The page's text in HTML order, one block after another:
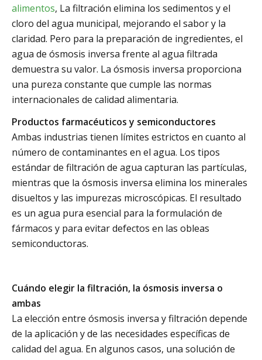
alimentos, La filtración elimina los sedimentos y el
cloro del agua municipal, mejorando el sabor y la
claridad. Pero para la preparación de ingredientes, el
agua de ósmosis inversa frente al agua filtrada
demuestra su valor. La ósmosis inversa proporciona
una pureza constante que cumple las normas
internacionales de calidad alimentaria.
Productos farmacéuticos y semiconductores
Ambas industrias tienen límites estrictos en cuanto al
número de contaminantes en el agua. Los tipos
estándar de filtración de agua capturan las partículas,
mientras que la ósmosis inversa elimina los minerales
disueltos y las impurezas microscópicas. El resultado
es un agua pura esencial para la formulación de
fármacos y para evitar defectos en las obleas
semiconductoras.
Cuándo elegir la filtración, la ósmosis inversa o
ambas
La elección entre ósmosis inversa y filtración depende
de la aplicación y de las necesidades específicas de
calidad del agua. En algunos casos, una solución de